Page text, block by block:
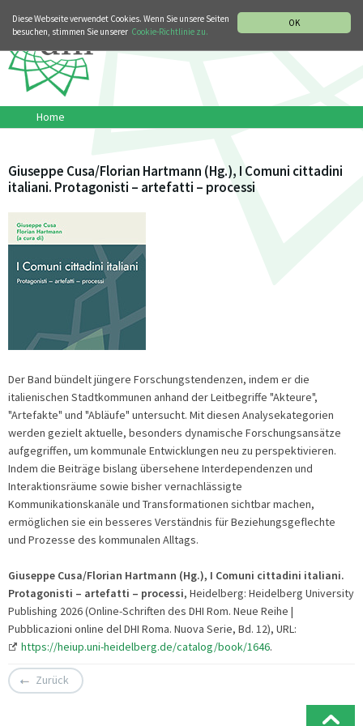
OK
Diese Webseite verwendet Cookies. Wenn Sie unsere Seiten
besuchen, stimmen Sie unserer Cookie-Richtlinie zu.
Home
Giuseppe Cusa/Florian Hartmann (Hg.), I Comuni cittadini
italiani. Protagonisti – artefatti – processi
Der Band bündelt jüngere Forschungstendenzen, indem er die
italienischen Stadtkommunen anhand der Leitbegriffe "Akteure",
"Artefakte" und "Abläufe" untersucht. Mit diesen Analysekategorien
werden gezielt aktuelle, besonders dynamische Forschungsansätze
aufgegriffen, um kommunale Entwicklungen neu zu perspektivieren.
Indem die Beiträge bislang übersehene Interdependenzen und
Interaktionsräume sowie bisher vernachlässigte
Kommunikationskanäle und Transformationen sichtbar machen,
ermöglichen sie ein besseres Verständnis für Beziehungsgeflechte
und Prozesse des kommunalen Alltags.
Giuseppe Cusa/Florian Hartmann (Hg.), I Comuni cittadini italiani.
Protagonisti – artefatti – processi, Heidelberg: Heidelberg University
Publishing 2026 (Online-Schriften des DHI Rom. Neue Reihe |
Pubblicazioni online del DHI Roma. Nuova Serie, Bd. 12), URL:
https://heiup.uni-heidelberg.de/catalog/book/1646.
Zurück